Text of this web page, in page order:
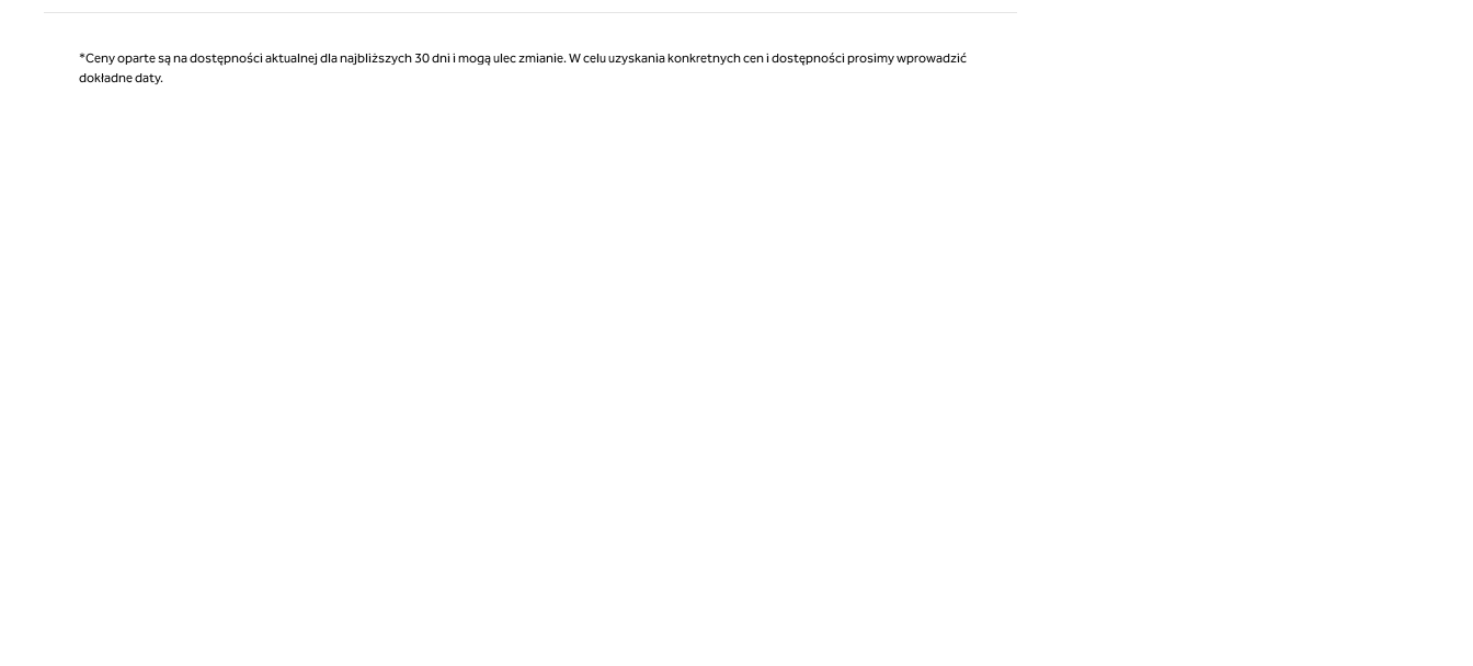
*Ceny oparte są na dostępności aktualnej dla najbliższych 30 dni i mogą ulec zmianie. W celu uzyskania konkretnych cen i dostępności prosimy wprowadzić
dokładne daty.